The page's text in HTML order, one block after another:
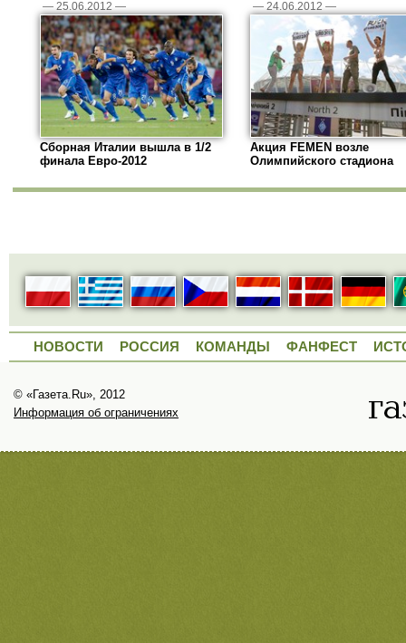
— 25.06.2012 —
Сборная Италии вышла в 1/2
финала Евро-2012
— 24.06.2012 —
Акция FEMEN возле
Олимпийского стадиона
НОВОСТИ РОССИЯ КОМАНДЫ ФАНФЕСТ
© «Газета.Ru», 2012
Информация об ограничениях